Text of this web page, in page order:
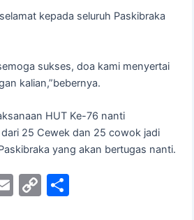
kepada seluruh Paskibraka
sukses, doa kami menyertai
kalian,”bebernya.
HUT Ke-76 nanti
25 Cewek dan 25 cowok jadi
yang akan bertugas nanti.
E C S